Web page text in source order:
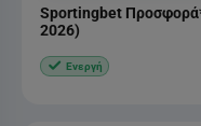
Sportingbet
2026)
Ενεργή